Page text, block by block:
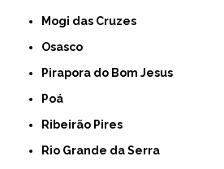
Mogi das Cruzes
Osasco
Pirapora do Bom Jesus
Poá
Ribeirão Pires
Rio Grande da Serra